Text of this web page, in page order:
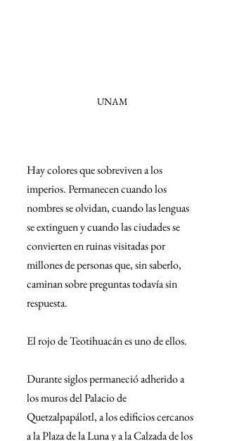
UNAM
Hay colores que sobreviven a los
imperios. Permanecen cuando los
nombres se olvidan, cuando las lenguas
se extinguen y cuando las ciudades se
convierten en ruinas visitadas por
millones de personas que, sin saberlo,
caminan sobre preguntas todavía sin
respuesta.
El rojo de Teotihuacán es uno de ellos.
Durante siglos permaneció adherido a
los muros del Palacio de
Quetzalpapálotl, a los edificios cercanos
a la Plaza de la Luna y a la Calzada de los